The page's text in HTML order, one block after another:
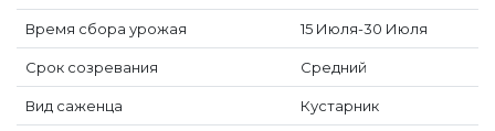
Время сбора урожая 15 Июля-30 Июля
Срок созревания Средний
Вид саженца Кустарник